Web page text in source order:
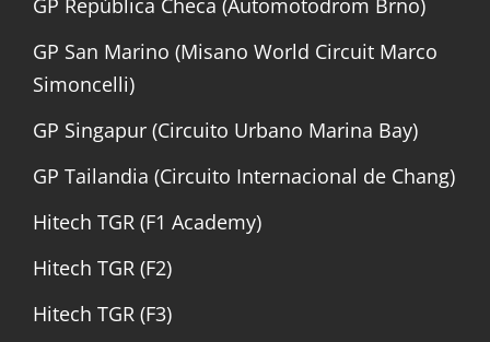
GP República Checa (Automotodrom Brno)
GP San Marino (Misano World Circuit Marco
Simoncelli)
GP Singapur (Circuito Urbano Marina Bay)
GP Tailandia (Circuito Internacional de Chang)
Hitech TGR (F1 Academy)
Hitech TGR (F2)
Hitech TGR (F3)